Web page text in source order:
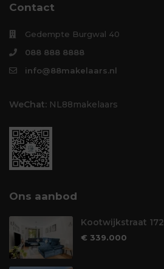
Contact
Gedempte Burgwal 40
088 888 8888
info@88makelaars.nl
WeChat: NL88makelaars
Ons aanbod
Kootwijkstraat 172
€ 339.000